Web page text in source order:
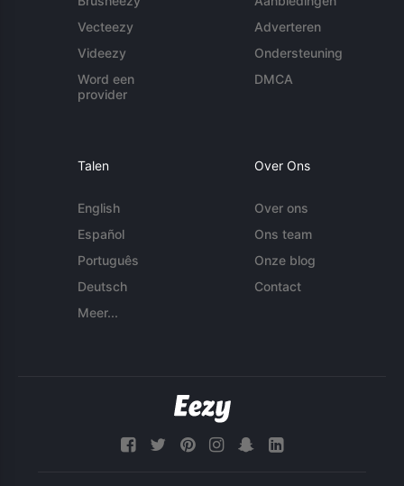
Vecteezy
Videezy
Word een
provider
Adverteren
Ondersteuning
DMCA
Talen
English
Español
Português
Deutsch
Meer...
Over Ons
Over ons
Ons team
Onze blog
Contact